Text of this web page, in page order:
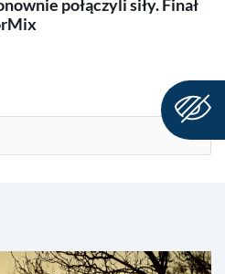
połączyli siły. Finał